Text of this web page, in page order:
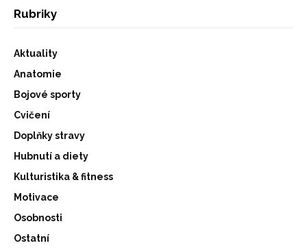
Rubriky
Aktuality
Anatomie
Bojové sporty
Cvičení
Doplňky stravy
Hubnutí a diety
Kulturistika & fitness
Motivace
Osobnosti
Ostatní